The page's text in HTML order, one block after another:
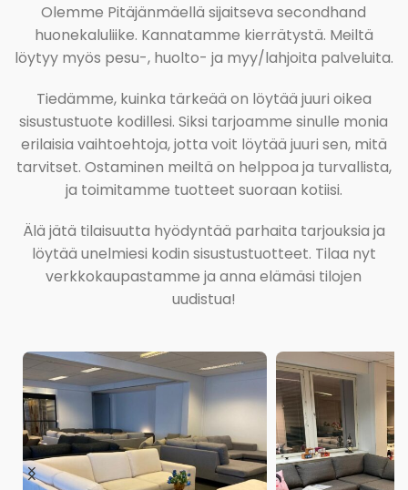
Olemme Pitäjänmäellä sijaitseva secondhand
huonekaluliike. Kannatamme kierrätystä. Meiltä
löytyy myös pesu-, huolto- ja myy/lahjoita palveluita.
Tiedämme, kuinka tärkeää on löytää juuri oikea
sisustustuote kodillesi. Siksi tarjoamme sinulle monia
erilaisia vaihtoehtoja, jotta voit löytää juuri sen, mitä
tarvitset. Ostaminen meiltä on helppoa ja turvallista,
ja toimitamme tuotteet suoraan kotiisi.
Älä jätä tilaisuutta hyödyntää parhaita tarjouksia ja
löytää unelmiesi kodin sisustustuotteet. Tilaa nyt
verkkokaupastamme ja anna elämäsi tilojen
uudistua!